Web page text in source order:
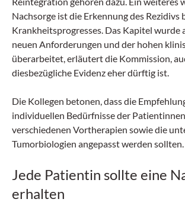
Nachsorge ist die Erkennung des Rezidivs
Krankheitsprogresses. Das Kapitel wurde
neuen Anforderungen und der hohen
überarbeitet, erläutert die Kommission,
diesbezügliche Evidenz eher dürftig ist.
Die Kollegen betonen, dass die
individuellen Bedürfnisse der
verschiedenen Vortherapien sowie die
Tumorbiologien angepasst werden sollten.
Jede Patientin sollte eine
erhalten